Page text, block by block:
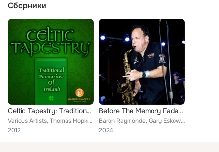
Сборники
Celtic Tapestry: Traditional Favourites of Ireland
Various Artists, Thomas Hopkins, Eric Jensen,Joanne Coodley, Jay Stollman,Fred Shehadi,Peter Primamore, Sam Levine, Holly Anders...
2012
Before The Memory Fades (feat. George Whitty (arranger/keyboards))
Baron Raymonde, Gary Eskow feat. George Whitty (arranger/keyboards)
2024